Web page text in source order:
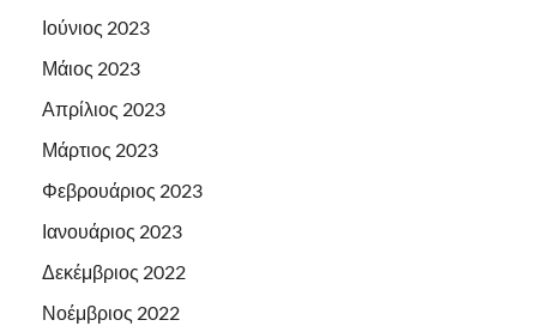
Ιούνιος 2023
Μάιος 2023
Απρίλιος 2023
Μάρτιος 2023
Φεβρουάριος 2023
Ιανουάριος 2023
Δεκέμβριος 2022
Νοέμβριος 2022